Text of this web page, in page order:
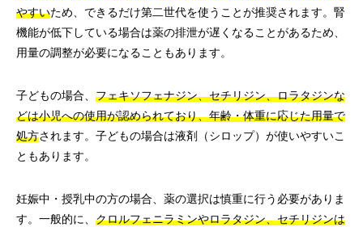
やすいため、できるだけ第二世代を使うことが推奨されます。腎
機能が低下している場合は薬の排泄が遅くなることがあるため、
用量の調整が必要になることもあります。
子どもの場合、 フェキソフェナジン、セチリジン、ロラタジンな
どは小児への使用が認められており、年齢・体重に応じた用量で
処方されます。子どもの場合は液剤（シロップ）が使いやすいこ
ともあります。
妊娠中・授乳中の方の場合、薬の選択は慎重に行う必要がありま
す。一般的に、 クロルフェニラミンやロラタジン、セチリジンは